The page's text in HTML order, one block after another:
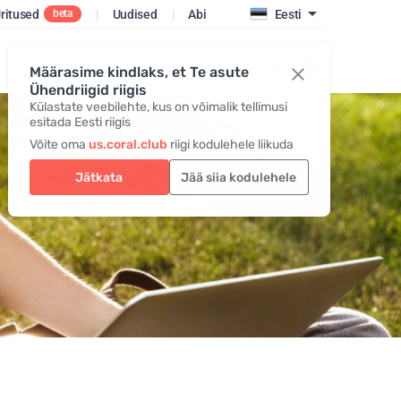
Määrasime kindlaks, et Te asute
Ühendriigid riigis
Külastate veebilehte, kus on võimalik tellimusi
esitada Eesti riigis
Võite oma us.coral.club riigi kodulehele liikuda
Jätkata Jää siia kodulehele
beta | Uudised | Abi Eesti
SISENE / REGISTREERI